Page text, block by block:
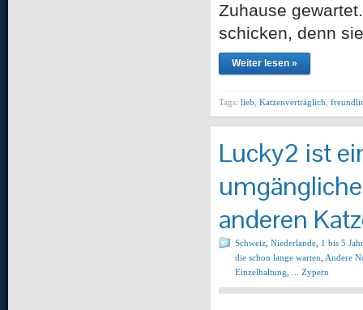
Zuhause
schicken, denn
Weiter lesen »
Tags: lieb Katzenverträglich
Lucky2 ist
anderen
Schweiz Niederlande 1 bis 5
die schon lange warten Andere
Einzelhaltung
... Zypern